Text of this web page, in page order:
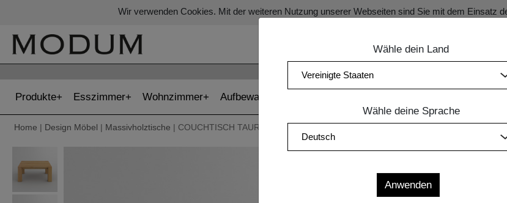
Wir verwenden Cookies. Mit der weiteren Nutzung unserer Webseiten sind Sie mit dem Einsatz
SECRET SALE Registration für exklusive
Produkte Esszimmer Wohnzimmer Aufbewahrung
Home | Design Möbel | Massivholztische | COUCHTISCH TAURUS 3
Wähle dein Land
Wähle deine Sprache